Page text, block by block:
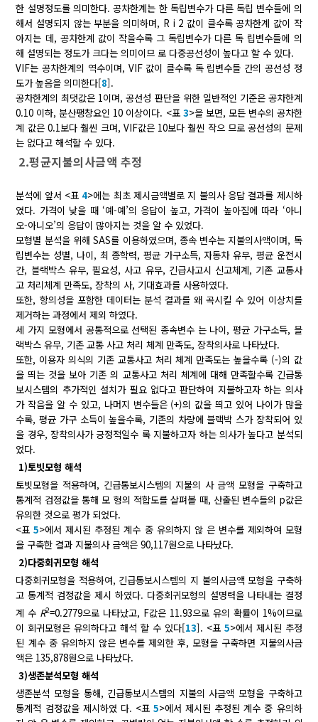
한 설명정도를 의미한다. 공차한계는 한 독립변수가 다른 독립 변수들에 의
해서 설명되지 않는 부분을 의미하며, R i 2 값이 클수록 공차한계 값이 작
아지는 데, 공차한계 값이 작을수록 그 독립변수가 다른 독 립변수들에 의
해 설명되는 정도가 크다는 의미이므 로 다중공선성이 높다고 할 수 있다.
VIF는 공차한계의 역수이며, VIF 값이 클수록 독 립변수들 간의 공선성 정
도가 높음을 의미한다[8].
공차한계의 최댓값은 1이며, 공선성 판단을 위한 일반적인 기준은 공차한계
0.10 이하, 분산팽창요인 10 이상이다. <표 3>을 보면, 모든 변수의 공차한
계 값은 0.1보다 훨씬 크며, VIF값은 10보다 훨씬 작으 므로 공선성의 문제
는 없다고 해석할 수 있다.
2.평균지불의사금액 추정
분석에 앞서 <표 4>에는 최초 제시금액별로 지 불의사 응답 결과를 제시하
였다. 가격이 낮을 때 ‘예-예’의 응답이 높고, 가격이 높아짐에 따라 ‘아니
오-아니오’의 응답이 많아지는 것을 알 수 있었다.
모형별 분석을 위해 SAS를 이용하였으며, 종속 변수는 지불의사액이며, 독
립변수는 성별, 나이, 최 종학력, 평균 가구소득, 자동차 유무, 평균 운전시
간, 블랙박스 유무, 필요성, 사고 유무, 긴급사고시 신고체계, 기존 교통사
고 처리체계 만족도, 장착의 사, 기대효과를 사용하였다.
또한, 항의성을 포함한 데이터는 분석 결과를 왜 곡시킬 수 있어 이상치를
제거하는 과정에서 제외 하였다.
세 가지 모형에서 공통적으로 선택된 종속변수 는 나이, 평균 가구소득, 블
랙박스 유무, 기존 교통 사고 처리 체계 만족도, 장착의사로 나타났다.
또한, 이용자 의식의 기존 교통사고 처리 체계 만족도는 높을수록 (-)의 값
을 띄는 것을 보아 기존 의 교통사고 처리 체계에 대해 만족할수록 긴급통
보시스템의 추가적인 설치가 필요 없다고 판단하여 지불하고자 하는 의사
가 작음을 알 수 있고, 나머지 변수들은 (+)의 값을 띄고 있어 나이가 많을
수록, 평균 가구 소득이 높을수록, 기존의 차량에 블랙박 스가 장착되어 있
을 경우, 장착의사가 긍정적일수 록 지불하고자 하는 의사가 높다고 분석되
었다.
1)토빗모형 해석
토빗모형을 적용하여, 긴급통보시스템의 지불의 사 금액 모형을 구축하고
통계적 검정값을 통해 모 형의 적합도를 살펴볼 때, 산출된 변수들의 p값은
유의한 것으로 평가 되었다.
<표5>에서 제시된 추정된 계수 중 유의하지 않 은 변수를 제외하여 모형
을 구축한 결과 지불의사 금액은 90,117원으로 나타났다.
2)다중회귀모형 해석
다중회귀모형을 적용하여, 긴급통보시스템의 지 불의사금액 모형을 구축하
고 통계적 검정값을 제시 하였다. 다중회귀모형의 설명력을 나타내는 결정
계 수 R2=0.2779으로 나타났고, F값은 11.93으로 유의 확률이 1%이므로
이 회귀모형은 유의하다고 해석 할 수 있다[13]. <표 5>에서 제시된 추정
된 계수 중 유의하지 않은 변수를 제외한 후, 모형을 구축하면 지불의사금
액은 135,878원으로 나타났다.
3)생존분석모형 해석
생존분석 모형을 통해, 긴급통보시스템의 지불의 사금액 모형을 구축하고
통계적 검정값을 제시하였 다. <표 5>에서 제시된 추정된 계수 중 유의하